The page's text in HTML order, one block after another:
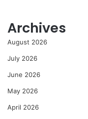
Archives
August 2026
July 2026
June 2026
May 2026
April 2026